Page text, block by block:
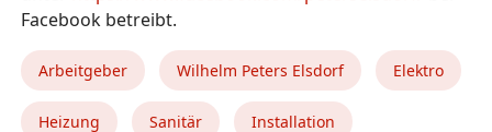
Facebook betreibt.
Arbeitgeber Wilhelm Peters Elsdorf Elektro
Heizung Sanitär Installation